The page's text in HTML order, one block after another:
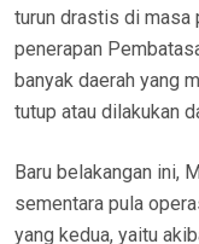
turun drastis di masa
penerapan
banyak daerah yang
tutup atau dilakukan
Baru belakangan ini,
sementara pula
yang kedua, yaitu